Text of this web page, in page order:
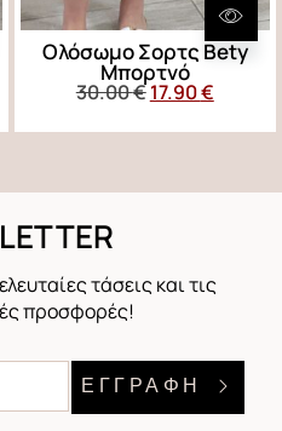
Ολόσωμο Σορτς Bety
Μπορτνό
30.00€17.90€
τάσεις και τις
προσφορές!
ΕΓΓΡΑΦΗ